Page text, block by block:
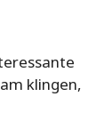
klingen,